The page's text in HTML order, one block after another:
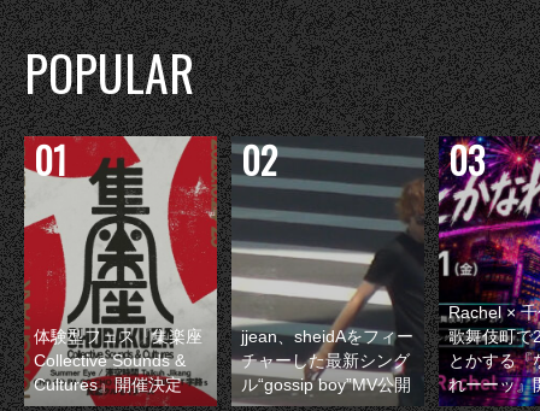
POPULAR
体験型フェス『集楽座
Collective Sounds &
Cultures』開催決定
jjean、sheidAをフィー
チャーした最新シング
ル“gossip boy”MV公開
Rachel ×
歌舞伎町で
とかする『
れーーッ』